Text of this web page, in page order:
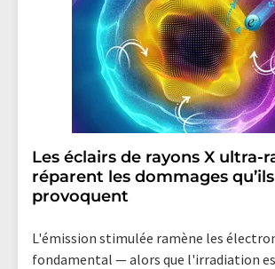
Les éclairs de rayons X ultra-
réparent les dommages qu’ils
provoquent
L'émission stimulée ramène les
fondamental — alors que l'irradiation